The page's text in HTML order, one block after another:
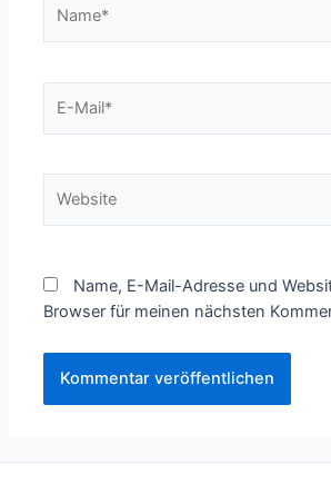
Mail*
Name, E-Mail-Adresse und
Browser für meinen nächsten